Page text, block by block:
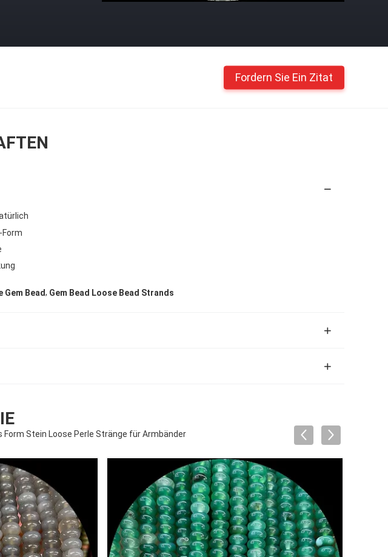
Fordern Sie Ein Zitat
Gem Bead, Gem Bead Loose Bead Strands
Stein Loose Perle Stränge für Armbänder